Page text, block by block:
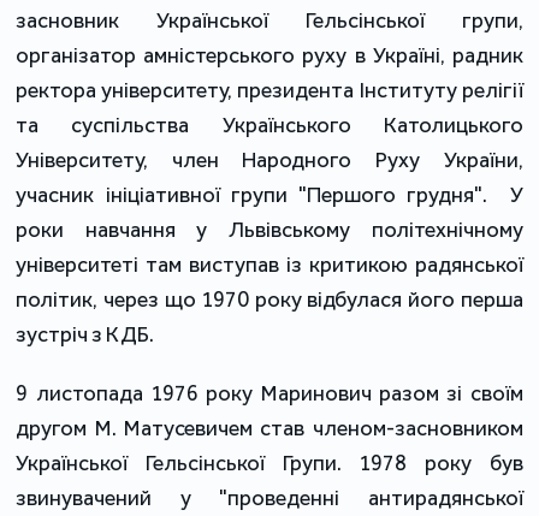
засновник Української Гельсінської групи,
організатор амністерського руху в Україні, радник
ректора університету, президента Інституту релігії
та суспільства Українського Католицького
Університету, член Народного Руху України,
учасник ініціативної групи "Першого грудня". У
роки навчання у Львівському політехнічному
університеті там виступав із критикою радянської
політик, через що 1970 року відбулася його перша
зустріч з КДБ.
9 листопада 1976 року Маринович разом зі своїм
другом М. Матусевичем став членом-засновником
Української Гельсінської Групи. 1978 року був
звинувачений у "проведенні антирадянської